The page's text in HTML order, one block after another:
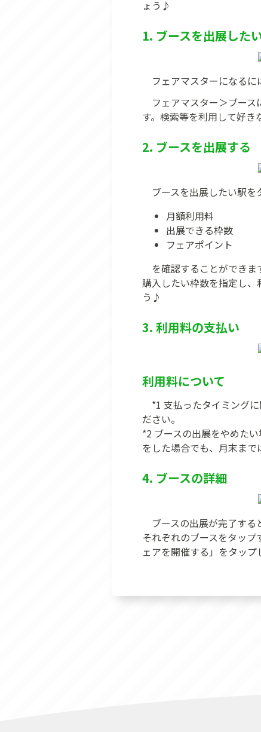
ょう♪
1. ブースを出展した
フェアマスターになるに
フェアマスター＞ブー
す。検索等を利用して好
2. ブースを出展する
ブースを出展したい駅
月額利用料
出展できる枠数
フェアポイント
を確認することができま
購入したい枠数を指定し
う♪
3. 利用料の支払い
利用料について
*1 支払ったタイミング
ださい。
*2 ブースの出展をやめた
をした場合でも、月末まで
4. ブースの詳細
ブースの出展が完了する
それぞれのブースをタッ
ェアを開催する」をタッ